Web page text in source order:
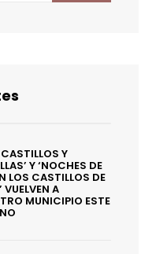
CASTILLOS Y
Y ‘NOCHES DE
LOS CASTILLOS DE
VUELVEN A
MUNICIPIO ESTE